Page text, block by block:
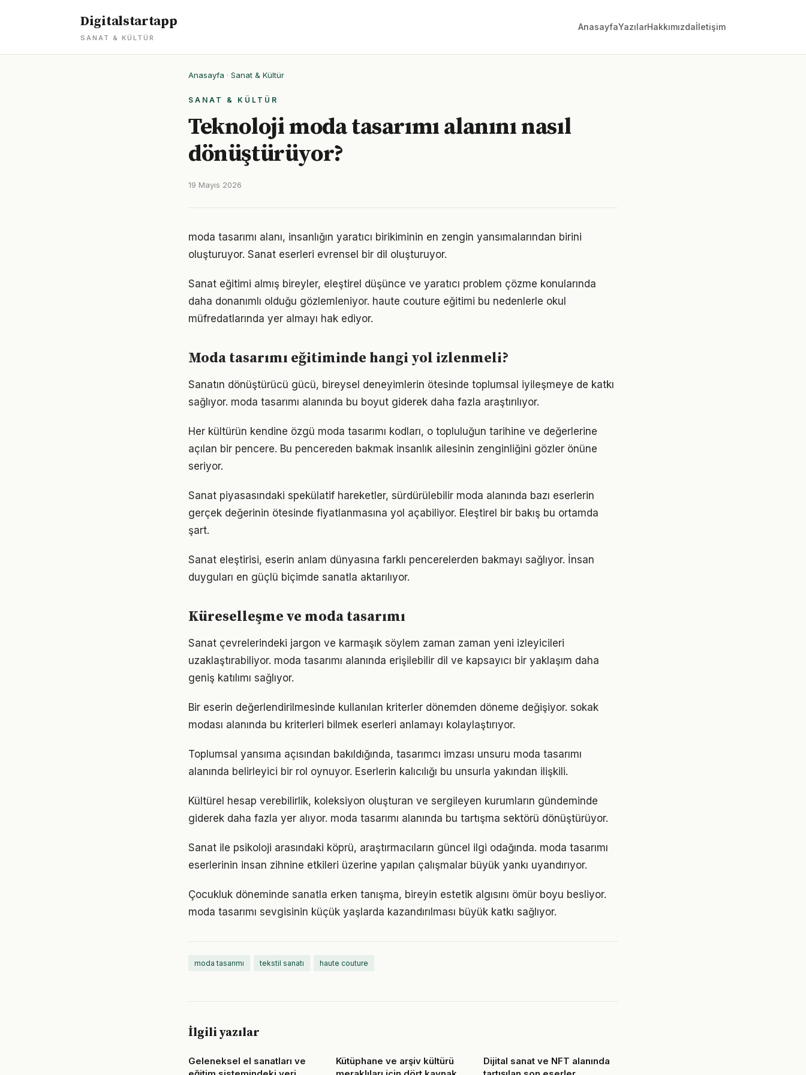
Digitalstartapp
SANAT & KÜLTÜR
AnasayfaYazılarHakkımızdaİletişim
Anasayfa · Sanat & Kültür
SANAT & KÜLTÜR
Teknoloji moda tasarımı alanını nasıl
dönüştürüyor?
19 Mayıs 2026
moda tasarımı alanı, insanlığın yaratıcı birikiminin en zengin yansımalarından birini
oluşturuyor. Sanat eserleri evrensel bir dil oluşturuyor.
Sanat eğitimi almış bireyler, eleştirel düşünce ve yaratıcı problem çözme konularında
daha donanımlı olduğu gözlemleniyor. haute couture eğitimi bu nedenlerle okul
müfredatlarında yer almayı hak ediyor.
Moda tasarımı eğitiminde hangi yol izlenmeli?
Sanatın dönüştürücü gücü, bireysel deneyimlerin ötesinde toplumsal iyileşmeye de katkı
sağlıyor. moda tasarımı alanında bu boyut giderek daha fazla araştırılıyor.
Her kültürün kendine özgü moda tasarımı kodları, o topluluğun tarihine ve değerlerine
açılan bir pencere. Bu pencereden bakmak insanlık ailesinin zenginliğini gözler önüne
seriyor.
Sanat piyasasındaki spekülatif hareketler, sürdürülebilir moda alanında bazı eserlerin
gerçek değerinin ötesinde fiyatlanmasına yol açabiliyor. Eleştirel bir bakış bu ortamda
şart.
Sanat eleştirisi, eserin anlam dünyasına farklı pencerelerden bakmayı sağlıyor. İnsan
duyguları en güçlü biçimde sanatla aktarılıyor.
Küreselleşme ve moda tasarımı
Sanat çevrelerindeki jargon ve karmaşık söylem zaman zaman yeni izleyicileri
uzaklaştırabiliyor. moda tasarımı alanında erişilebilir dil ve kapsayıcı bir yaklaşım daha
geniş katılımı sağlıyor.
Bir eserin değerlendirilmesinde kullanılan kriterler dönemden döneme değişiyor. sokak
modası alanında bu kriterleri bilmek eserleri anlamayı kolaylaştırıyor.
Toplumsal yansıma açısından bakıldığında, tasarımcı imzası unsuru moda tasarımı
alanında belirleyici bir rol oynuyor. Eserlerin kalıcılığı bu unsurla yakından ilişkili.
Kültürel hesap verebilirlik, koleksiyon oluşturan ve sergileyen kurumların gündeminde
giderek daha fazla yer alıyor. moda tasarımı alanında bu tartışma sektörü dönüştürüyor.
Sanat ile psikoloji arasındaki köprü, araştırmacıların güncel ilgi odağında. moda tasarımı
eserlerinin insan zihnine etkileri üzerine yapılan çalışmalar büyük yankı uyandırıyor.
Çocukluk döneminde sanatla erken tanışma, bireyin estetik algısını ömür boyu besliyor.
moda tasarımı sevgisinin küçük yaşlarda kazandırılması büyük katkı sağlıyor.
moda tasarımı tekstil sanatı haute couture
İlgili yazılar
Geleneksel el sanatları ve
Kütüphane ve arşiv kültürü
Dijital sanat ve NFT alanında